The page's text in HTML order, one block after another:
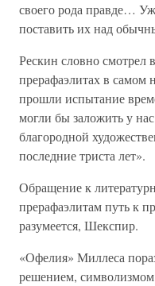
своего рода правде…
поставить их над
Рескин словно смотрел
прерафаэлитах в самом
прошли испытание
могли бы заложить у
благородной
последние триста лет».
Обращение к
прерафаэлитам путь к
разумеется, Шекспир.
«Офелия» Миллеса
решением,